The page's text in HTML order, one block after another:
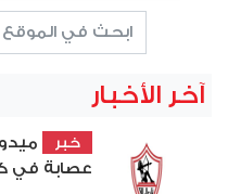
آخر الأخبار
خبر
عصابة في